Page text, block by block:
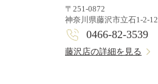
〒251-0872
神奈川県藤沢市立石1-2-12
0466-82-3539
藤沢店の詳細を見る